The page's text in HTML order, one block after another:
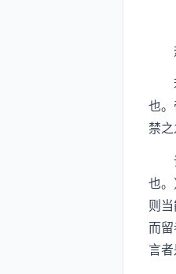
（
热
若
也
禁
评
也
则
而
言